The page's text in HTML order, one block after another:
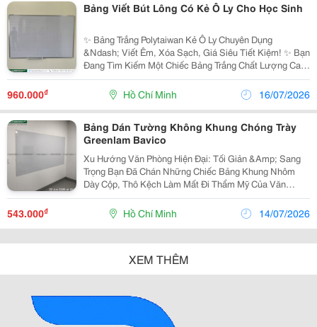
Bảng Viết Bút Lông Có Kẻ Ô Ly Cho Học Sinh
✨ Bảng Trắng Polytaiwan Kẻ Ô Ly Chuyên Dụng
&Ndash; Viết Êm, Xóa Sạch, Giá Siêu Tiết Kiệm! ✨ Bạn
Đang Tìm Kiếm Một Chiếc Bảng Trắng Chất Lượng Cao
Để Phục Vụ Giảng Dạy, Hội Họp Văn Phòng Hay Đồng
Hành Cùng Con Yêu Học Tập Tại Nhà? Bảng Trắng
960.000₫ Hồ Chí Minh 16/07/2026
Bảng Dán Tường Không Khung Chóng Trày
Greenlam Bavico
Xu Hướng Văn Phòng Hiện Đại: Tối Giản &Amp; Sang
Trọng Bạn Đã Chán Những Chiếc Bảng Khung Nhôm
Dày Cộp, Thô Kệch Làm Mất Đi Thẩm Mỹ Của Văn
Phòng? Đã Đến Lúc Nâng Cấp Không Gian Làm Việc
Với Bảng Từ Không Khung Chống Lóa Greenlam! ...
543.000₫ Hồ Chí Minh 14/07/2026
XEM THÊM